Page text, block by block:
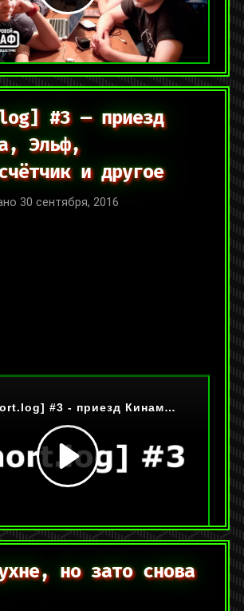
,ретро
#3 — приезд
Эльф,
и другое
30 сентября, 2016
youtu.be/kSH1Od0Od_Q
[short.log] ,Видео
Метки:
,видеоигры,лытдыбр
умный дом
но зато снова